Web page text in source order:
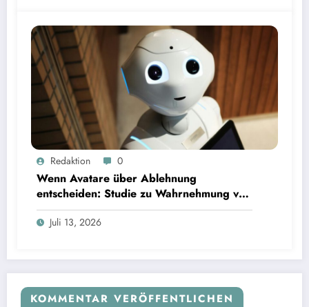
InterviewsRedaktion 0
Wenn Avatare über Ablehnung
entscheiden: Studie zu Wahrnehmung von
Fairness bei KI-Interviews
Juli 13, 2026
KOMMENTAR VERÖFFENTLICHEN